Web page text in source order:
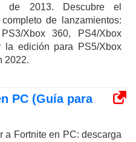
de 2013. Descubre el
de lanzamientos:
Xbox 360, PS4/Xbox
la edición para PS5/Xbox
2022.
PC (Guía para
a Fortnite en PC: descarga